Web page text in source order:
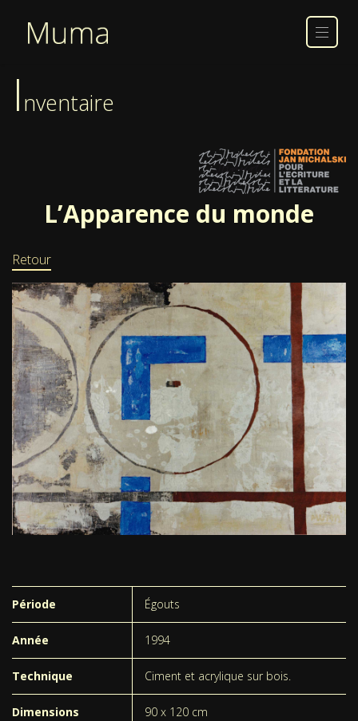
Inventaire
L’Apparence du monde
Retour
Période Égouts
Année 1994
Technique Ciment et acrylique sur bois.
Dimensions 90 x 120 cm